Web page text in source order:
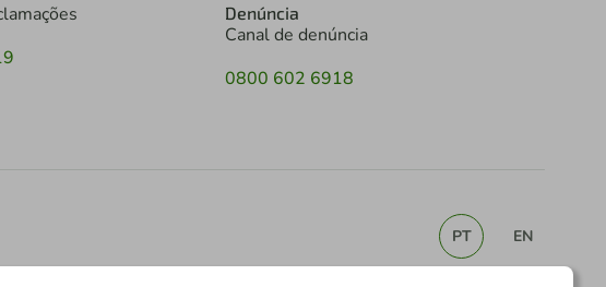
Denúncia
Canal de denúncia
0800 602 6918
PT EN